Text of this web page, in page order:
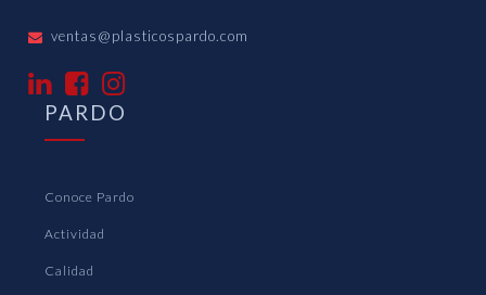
ventas@plasticospardo.com
PARDO
Conoce Pardo
Actividad
Calidad